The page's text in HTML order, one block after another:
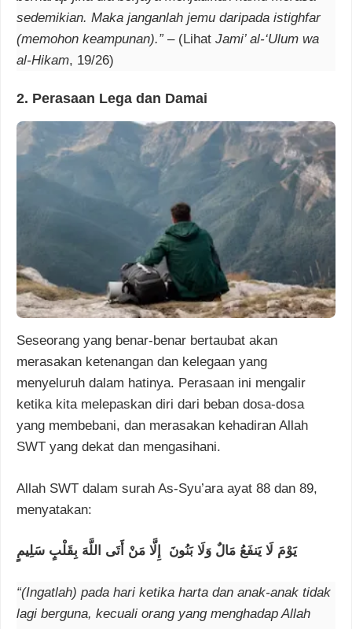
sedemikian. Maka janganlah jemu daripada istighfar
(memohon keampunan).”– (Lihat Jami’ al-‘Ulum wa
al-Hikam, 19/26)
2. Perasaan Lega dan Damai
Seseorang yang benar-benar bertaubat akan
merasakan ketenangan dan kelegaan yang
menyeluruh dalam hatinya. Perasaan ini mengalir
ketika kita melepaskan diri dari beban dosa-dosa
yang membebani, dan merasakan kehadiran Allah
SWT yang dekat dan mengasihani.
Allah SWT dalam surah As-Syu’ara ayat 88 dan 89,
menyatakan:
يَوْمَ لَا يَنفَعُ مَالٌ وَلَا بَنُونَ إِلَّا مَنْ أَتَى اللَّهَ بِقَلْبٍ سَلِيمٍ
“(Ingatlah) pada hari ketika harta dan anak-anak tidak
lagi berguna, kecuali orang yang menghadap Allah